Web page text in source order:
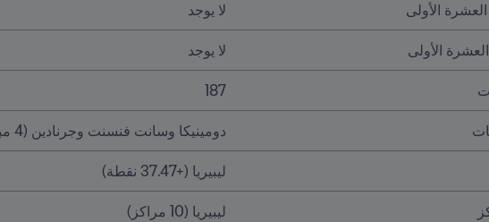
الأولى لا يوجد
الأولى لا يوجد
187
دومينيكا وسانت فنسنت وجرنادين (4 مباريات)
ليبيريا (+37.47 نقطة)
ليبيريا (10 مراكز)